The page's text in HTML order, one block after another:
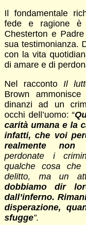
Il fondamentale
fede e ragione è
Chesterton e
sua testimonianza.
con la vita
di amare e di
Nel racconto Il
Brown
dinanzi ad un
occhi dell’uomo: “
carità umana e la
infatti, che voi
realmente non
perdonate i
qualche cosa
delitto, ma un
dobbiamo dir
dall’inferno.
disperazione,
sfugge”.